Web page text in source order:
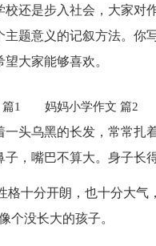
校还是步入社会，大家对
主题意义的记叙方法。你
大家能够喜欢。
1
一头乌黑的长发，常常扎
子，嘴巴不算大。身子长
格十分开朗，也十分大
个没长大的孩子。
妈妈小学作文 篇2